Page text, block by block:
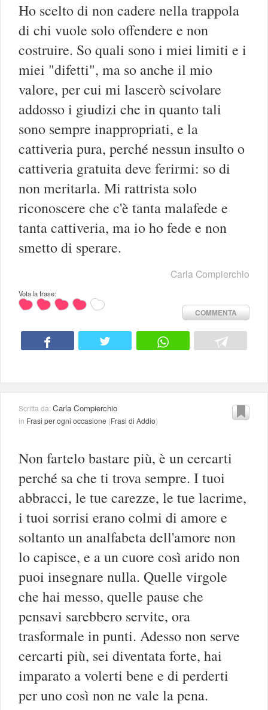
Ho scelto di non cadere nella trappola
di chi vuole solo offendere e non
costruire. So quali sono i miei limiti e i
miei "difetti", ma so anche il mio
valore, per cui mi lascerò scivolare
addosso i giudizi che in quanto tali
sono sempre inappropriati, e la
cattiveria pura, perché nessun insulto o
cattiveria gratuita deve ferirmi: so di
non meritarla. Mi rattrista solo
riconoscere che c'è tanta malafede e
tanta cattiveria, ma io ho fede e non
smetto di sperare.
Carla Compierchio
Vota la frase:
COMMENTA
Scritta da:Carla Compierchio
in Frasi per ogni occasione (Frasi di Addio)
Non fartelo bastare più, è un cercarti
perché sa che ti trova sempre. I tuoi
abbracci, le tue carezze, le tue lacrime,
i tuoi sorrisi erano colmi di amore e
soltanto un analfabeta dell'amore non
lo capisce, e a un cuore così arido non
puoi insegnare nulla. Quelle virgole
che hai messo, quelle pause che
pensavi sarebbero servite, ora
trasformale in punti. Adesso non serve
cercarti più, sei diventata forte, hai
imparato a volerti bene e di perderti
per uno così non ne vale la pena.